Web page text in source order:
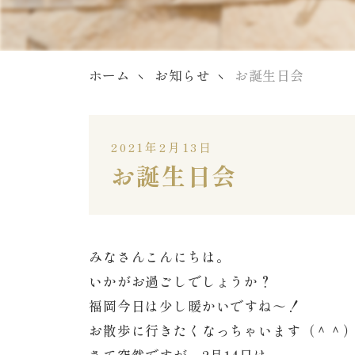
ホーム お知らせ お誕生日会
2021年2月13日
お誕生日会
みなさんこんにちは。
いかがお過ごしでしょうか？
福岡今日は少し暖かいですね～！
お散歩に行きたくなっちゃいます（＾＾